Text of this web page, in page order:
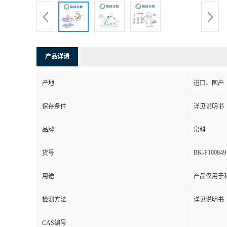
产品详请
产地 进口、国产
保存条件 详见说明书
品牌 帛科
货号 BK-F100849
用途 产品仅用于
检测方法 详见说明书
CAS编号